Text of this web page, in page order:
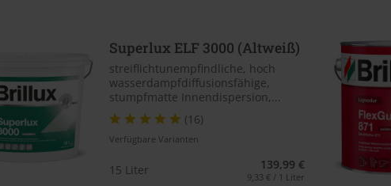
Superlux ELF 3000 (Altweiß)
streiflichtunempfindliche, hoch
wasserdampfdiffusionsfähige,
stumpfmatte Innendispersion,...
(16)
Verfügbare Varianten
15 Liter 139,99 €
9,33 € / 1 Liter